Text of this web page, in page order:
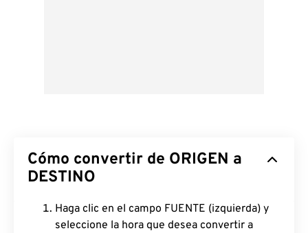
Cómo convertir de ORIGEN a
DESTINO
Haga clic en el campo FUENTE (izquierda) y
seleccione la hora que desea convertir a